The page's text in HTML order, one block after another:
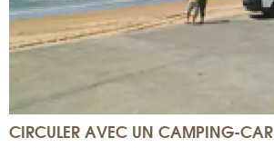
CIRCULER AVEC UN CAMPING-CAR